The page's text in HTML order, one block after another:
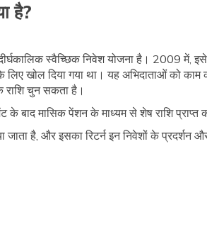
है?
स्वैच्छिक निवेश योजना है। 2009 में,
लिए खोल दिया गया था। यह अभिदाताओं को
चुन सकता है।
बाद मासिक पेंशन के माध्यम से शेष राशि प्राप्त
है, और इसका रिटर्न इन निवेशों के प्रदर्शन